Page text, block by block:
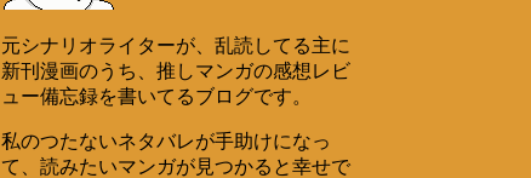
元シナリオライターが、乱読してる主に
新刊漫画のうち、推しマンガの感想レビ
ュー備忘録を書いてるブログです。
私のつたないネタバレが手助けになっ
て、読みたいマンガが見つかると幸せで